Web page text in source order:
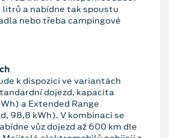
litrů a nabídne tak spoustu
nebo třeba campingové
k dispozici ve variantách
dojezd, kapacita
a Extended Range
98,8 kWh). V kombinaci se
vůz dojezd až 600 km dle